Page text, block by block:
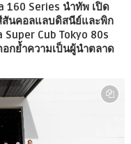
160 Series นำทัพ เปิด
สันคอลแลบดิสนีย์และพิก
Super Cub Tokyo 80s
กย้ำความเป็นผู้นำตลาด